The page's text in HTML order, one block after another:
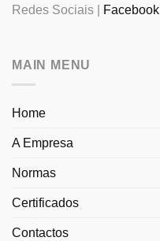
Redes Sociais | Facebook
MAIN MENU
Home
A Empresa
Normas
Certificados
Contactos